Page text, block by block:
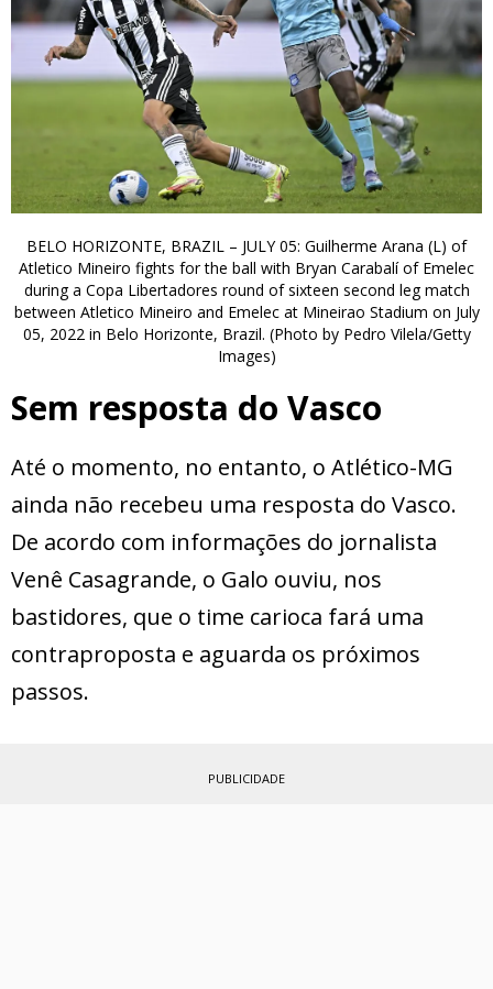
BELO HORIZONTE, BRAZIL – JULY 05: Guilherme Arana (L) of
Atletico Mineiro fights for the ball with Bryan Carabalí of Emelec
during a Copa Libertadores round of sixteen second leg match
between Atletico Mineiro and Emelec at Mineirao Stadium on July
05, 2022 in Belo Horizonte, Brazil. (Photo by Pedro Vilela/Getty
Images)
Sem resposta do Vasco
Até o momento, no entanto, o Atlético-MG
ainda não recebeu uma resposta do Vasco.
De acordo com informações do jornalista
Venê Casagrande, o Galo ouviu, nos
bastidores, que o time carioca fará uma
contraproposta e aguarda os próximos
passos.
PUBLICIDADE